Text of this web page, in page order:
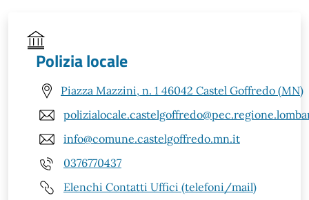
Polizia locale
Piazza Mazzini, n. 1 46042 Castel Goffredo (MN)
info@comune.castelgoffredo.mn.it
0376770437
Elenchi Contatti Uffici (telefoni/mail)